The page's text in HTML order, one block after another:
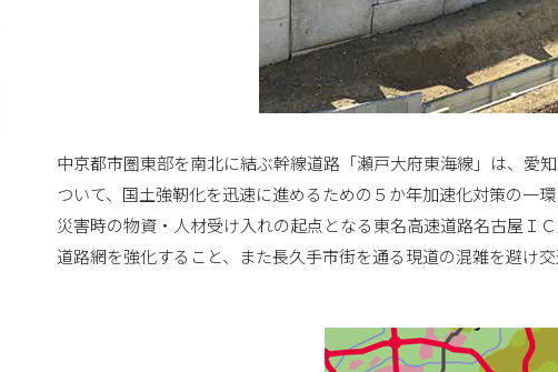
カタログ請求中京都市圏東部を南北に結ぶ幹線道路「瀬戸大府東海線」は、愛
ついて、国土強靭化を迅速に進めるための５か年加速化対策の一
災害時の物資・人材受け入れの起点となる東名高速道路名古屋Ｉ
道路網を強化すること、また長久手市街を通る現道の混雑を避け